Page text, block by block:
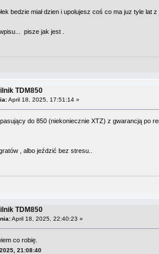
bedzie miał dzien i upolujesz coś co ma juz tyle lat
pisze jak jest .
TDM850
April 18, 2025, 17:51:14 »
do 850 (niekoniecznie XTZ) z gwarancją po
, albo jeździć bez stresu..
TDM850
April 18, 2025, 22:40:23 »
co robię.
21:08:40